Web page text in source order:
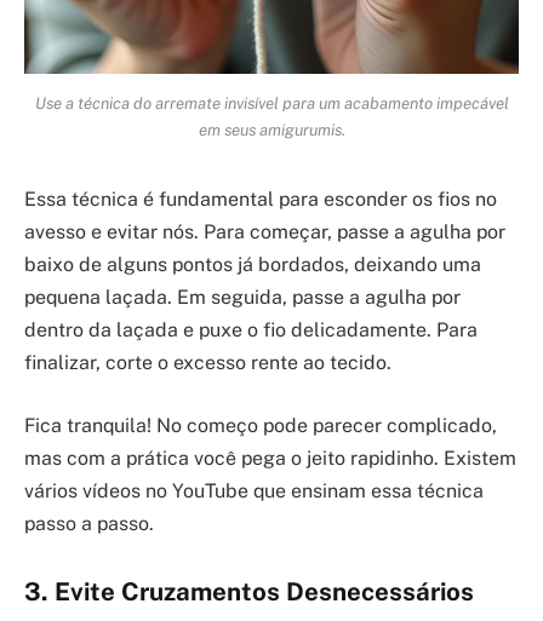
Use a técnica do arremate invisível para um acabamento impecável
em seus amigurumis.
Essa técnica é fundamental para esconder os fios no
avesso e evitar nós. Para começar, passe a agulha por
baixo de alguns pontos já bordados, deixando uma
pequena laçada. Em seguida, passe a agulha por
dentro da laçada e puxe o fio delicadamente. Para
finalizar, corte o excesso rente ao tecido.
Fica tranquila! No começo pode parecer complicado,
mas com a prática você pega o jeito rapidinho. Existem
vários vídeos no YouTube que ensinam essa técnica
passo a passo.
3. Evite Cruzamentos Desnecessários